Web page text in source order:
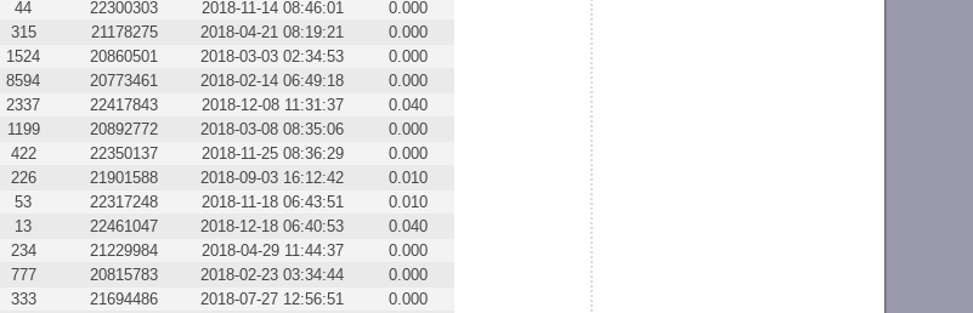
44 22300303 2018-11-14 08:46:01
0.000
315 21178275 2018-04-21 08:19:21
0.000
1524 20860501 2018-03-03 02:34:53
0.000
8594 20773461 2018-02-14 06:49:18
0.000
2337 22417843 2018-12-08 11:31:37
0.040
1199 20892772 2018-03-08 08:35:06
0.000
422 22350137 2018-11-25 08:36:29
0.000
226 21901588 2018-09-03 16:12:42
0.010
53 22317248 2018-11-18 06:43:51
0.010
13 22461047 2018-12-18 06:40:53
0.040
234 21229984 2018-04-29 11:44:37
0.000
777 20815783 2018-02-23 03:34:44
0.000
333 21694486 2018-07-27 12:56:51
0.000